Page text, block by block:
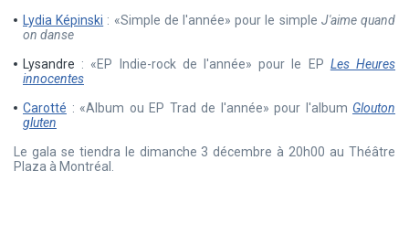
Lydia Képinski : «Simple de l'année» pour le simple J'aime quand
on danse
Lysandre : «EP Indie-rock de l'année» pour le EP Les Heures
innocentes
Carotté : «Album ou EP Trad de l'année» pour l'album Glouton
gluten
Le gala se tiendra le dimanche 3 décembre à 20h00 au Théâtre
Plaza à Montréal.